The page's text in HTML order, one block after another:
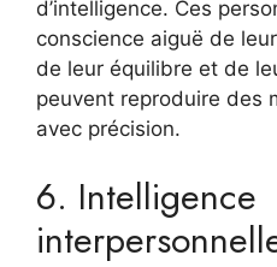
d’intelligence. Ces
conscience aiguë de
de leur équilibre et de
peuvent reproduire des
avec précision.
6. Intelligence